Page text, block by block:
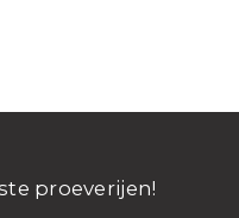
proeverijen!